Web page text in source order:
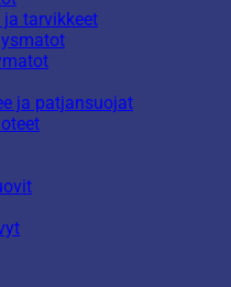
tarvikkeet
ja patjansuojat